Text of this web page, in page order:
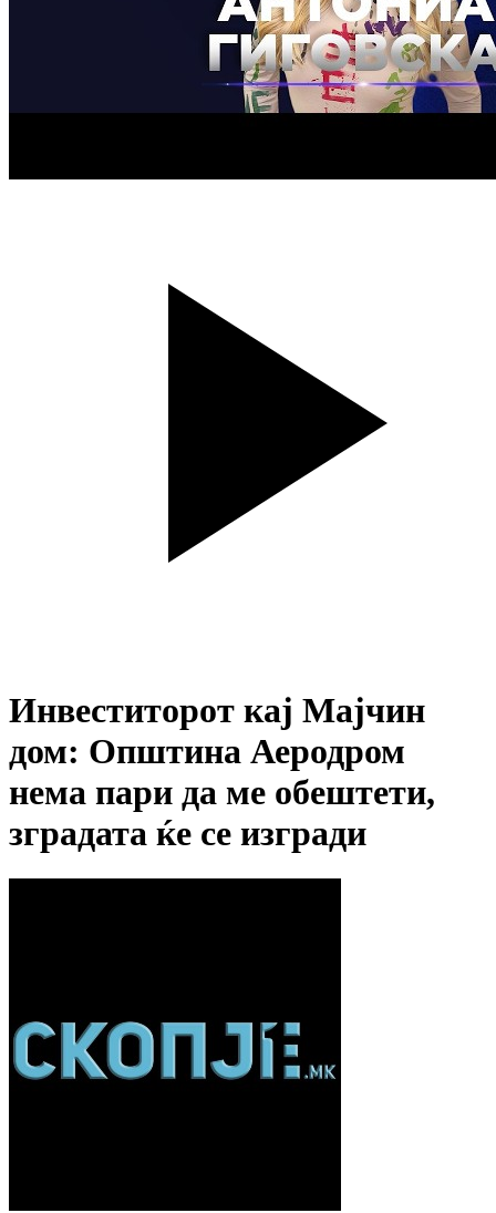
Инвеститорот кај Мајчин
дом: Општина Аеродром
нема пари да ме обештети,
зградата ќе се изгради